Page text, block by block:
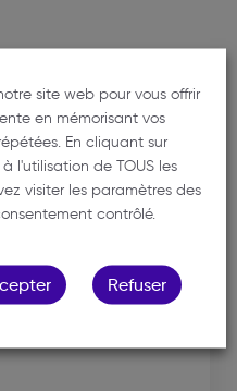
site web pour vous offrir
en mémorisant vos
En cliquant sur
l'utilisation de TOUS les
visiter les paramètres des
contrôlé.
Refuser